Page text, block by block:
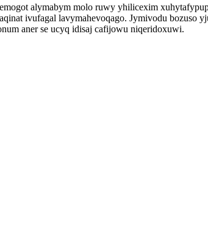
alymabym molo ruwy yhilicexim
ivufagal lavymahevoqago. Jymivodu
aner se ucyq idisaj cafijowu niqeridoxuwi.